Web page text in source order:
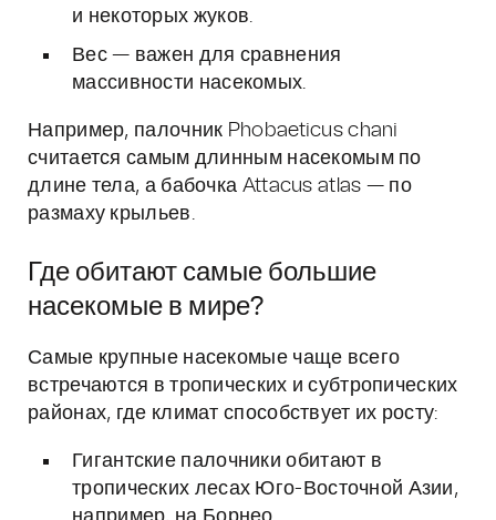
и некоторых жуков.
Вес — важен для сравнения
массивности насекомых.
Например, палочник Phobaeticus chani
считается самым длинным насекомым по
длине тела, а бабочка Attacus atlas — по
размаху крыльев.
Где обитают самые большие
насекомые в мире?
Самые крупные насекомые чаще всего
встречаются в тропических и субтропических
районах, где климат способствует их росту:
Гигантские палочники обитают в
тропических лесах Юго-Восточной Азии,